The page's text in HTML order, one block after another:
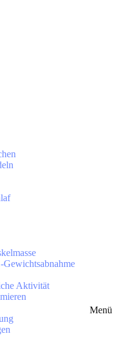
Menü
Aktivität